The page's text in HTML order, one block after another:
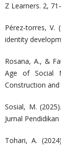
Z Learners. 2,
Pérez-torres, V.
identity
Rosana, A., &
Age of Social
Construction
Sosial, M.
Jurnal
Tohari, A.